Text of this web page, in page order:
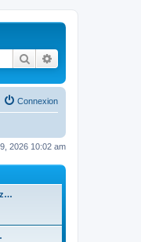
Rechercher
Connexion
2026 10:02 am